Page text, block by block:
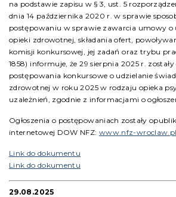
na podstawie zapisu w § 3, ust. 5
dnia 14 października 2020 r. w sprawie
postępowaniu w sprawie zawarcia umowy o
opieki zdrowotnej, składania ofert,
komisji konkursowej, jej zadań oraz trybu
1858) informuje, że 29 sierpnia 2025 r. zostały
postępowania konkursowe o udzielanie
zdrowotnej w roku 2025 w rodzaju opieka
uzależnień, zgodnie z informacjami o
Ogłoszenia o postępowaniach zostały
internetowej DOW NFZ: www.nfz-wroclaw.pl
Link do dokumentu
Link do dokumentu
29.08.2025